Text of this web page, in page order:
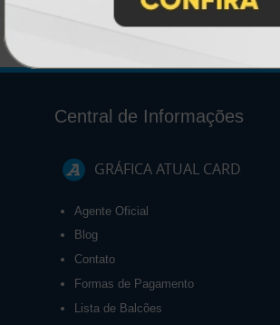
Central de Informações
GRÁFICA ATUAL CARD
Agente Oficial
Blog
Contato
Formas de Pagamento
Lista de Balcões